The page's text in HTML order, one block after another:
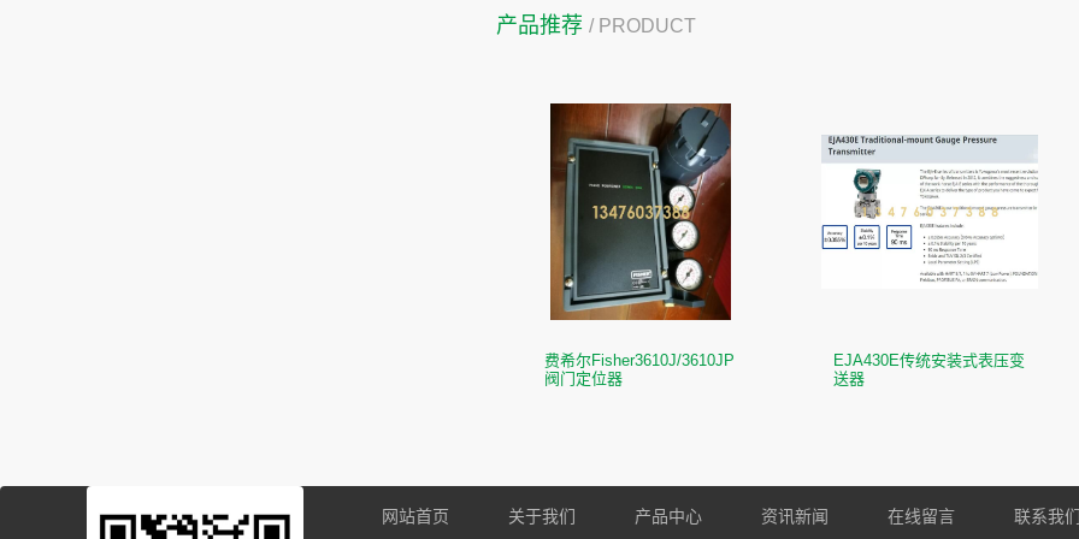
产品推荐 / PRODUCT
费希尔Fisher3610J/3610JP
阀门定位器
EJA430E传统安装式表压变
送器
网站首页 关于我们 产品中心 资讯新闻 在线留言 联系我